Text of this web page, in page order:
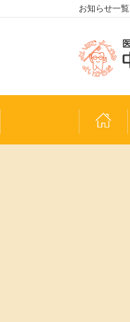
お知らせ一覧